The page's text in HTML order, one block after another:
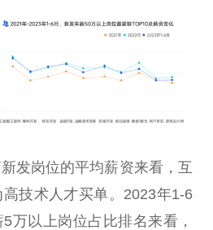
发岗位的平均薪资来看，互
技术人才买单。2023年1-6
万以上岗位占比排名来看，